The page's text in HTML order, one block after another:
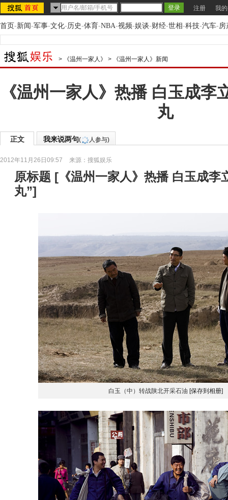
注册 我
首页-新闻-军事-文化-历史-体育-NBA-视频-娱谈-财经-世相-科技-汽车-房
> 《温州一家人》 > 《温州一家人》新闻
《温州一家人》热播 白玉成李
丸
正文 我来说两句( 人参与)
2012年11月26日09:57 来源： 搜狐娱乐
原标题 [ 《温州一家人》热播 白玉成李
丸”]
白玉（中）转战陕北开采石油 [保存到相册]